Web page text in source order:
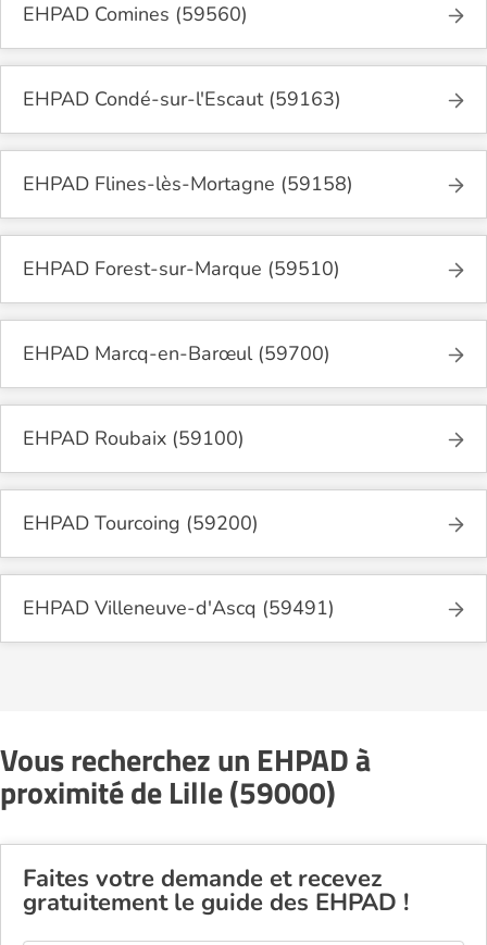
EHPAD Comines (59560)
EHPAD Condé-sur-l'Escaut (59163)
EHPAD Flines-lès-Mortagne (59158)
EHPAD Forest-sur-Marque (59510)
EHPAD Marcq-en-Barœul (59700)
EHPAD Roubaix (59100)
EHPAD Tourcoing (59200)
EHPAD Villeneuve-d'Ascq (59491)
Vous recherchez un EHPAD à
proximité de Lille (59000)
Faites votre demande et recevez
gratuitement le guide des EHPAD !